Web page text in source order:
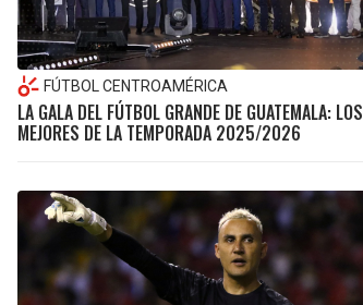
FÚTBOL CENTROAMÉRICA
LA GALA DEL FÚTBOL GRANDE DE GUATEMALA: LOS
MEJORES DE LA TEMPORADA 2025/2026